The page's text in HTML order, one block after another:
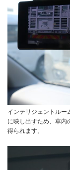
インテリジェントルー
に映し出すため、車内
得られます。